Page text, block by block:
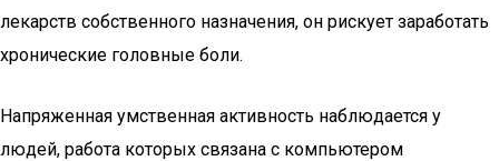
лекарств собственного назначения, он рискует заработать
хронические головные боли.
Напряженная умственная активность наблюдается у
людей, работа которых связана с компьютером